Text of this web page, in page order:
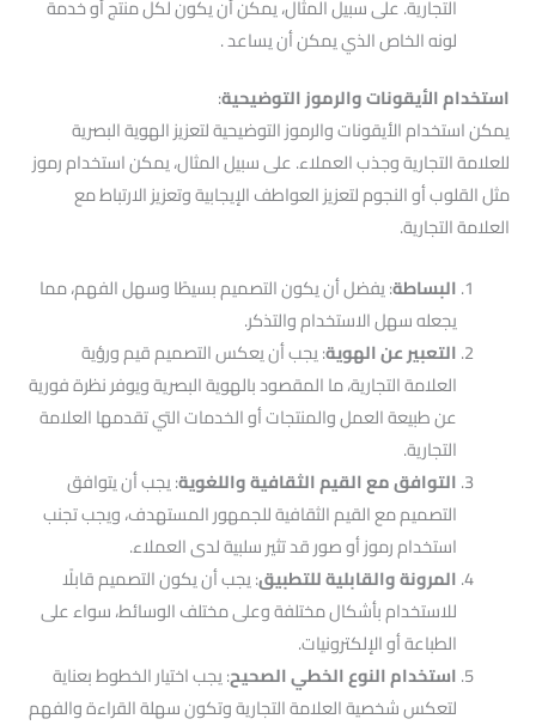
التجارية. على سبيل المثال، يمكن أن يكون لكل منتج أو خدمة
لونه الخاص الذي يمكن أن يساعد .
استخدام الأيقونات والرموز التوضيحية:
يمكن استخدام الأيقونات والرموز التوضيحية لتعزيز الهوية البصرية
للعلامة التجارية وجذب العملاء. على سبيل المثال، يمكن استخدام رموز
مثل القلوب أو النجوم لتعزيز العواطف الإيجابية وتعزيز الارتباط مع
العلامة التجارية.
البساطة: يفضل أن يكون التصميم بسيطًا وسهل الفهم، مما
يجعله سهل الاستخدام والتذكر.
التعبير عن الهوية: يجب أن يعكس التصميم قيم ورؤية
العلامة التجارية، ما المقصود بالهوية البصرية ويوفر نظرة فورية
عن طبيعة العمل والمنتجات أو الخدمات التي تقدمها العلامة
التجارية.
التوافق مع القيم الثقافية واللغوية: يجب أن يتوافق
التصميم مع القيم الثقافية للجمهور المستهدف، ويجب تجنب
استخدام رموز أو صور قد تثير سلبية لدى العملاء.
المرونة والقابلية للتطبيق: يجب أن يكون التصميم قابلًا
للاستخدام بأشكال مختلفة وعلى مختلف الوسائط، سواء على
الطباعة أو الإلكترونيات.
استخدام النوع الخطي الصحيح: يجب اختيار الخطوط بعناية
لتعكس شخصية العلامة التجارية وتكون سهلة القراءة والفهم